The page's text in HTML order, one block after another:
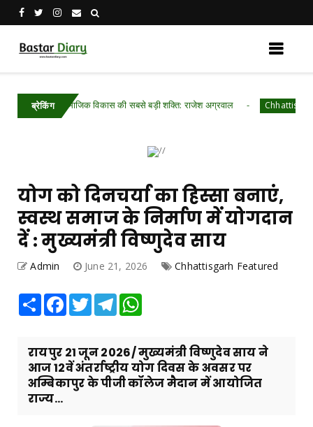
ब्रेकिंग
विकास की सबसे बड़ी शक्ति: राजेश अग्रवाल Chhattisgarh .Featured
योग को दिनचर्या का हिस्सा बनाएं,
स्वस्थ समाज के निर्माण में योगदान
दें : मुख्यमंत्री विष्णुदेव साय
Admin June 21, 2026 Chhattisgarh Featured
Share Facebook
TwitterTelegram
रायपुर 21 जून 2026/ मुख्यमंत्री विष्णुदेव साय ने
आज 12वें अंतर्राष्ट्रीय योग दिवस के अवसर पर
अम्बिकापुर के पीजी कॉलेज मैदान में आयोजित
राज्य...